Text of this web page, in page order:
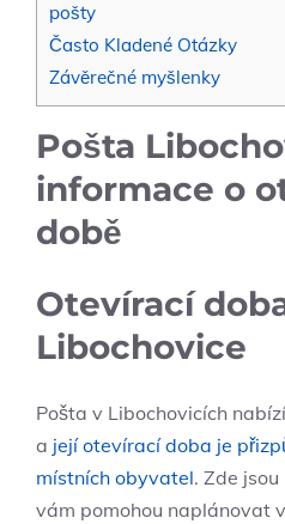
pošty
Často Kladené Otázky
Závěrečné myšlenky
Pošta
informace o
době
Otevírací
Libochovice
Pošta v Libochovicích
a její otevírací doba je
místních obyvatel. Zde
vám pomohou naplánovat